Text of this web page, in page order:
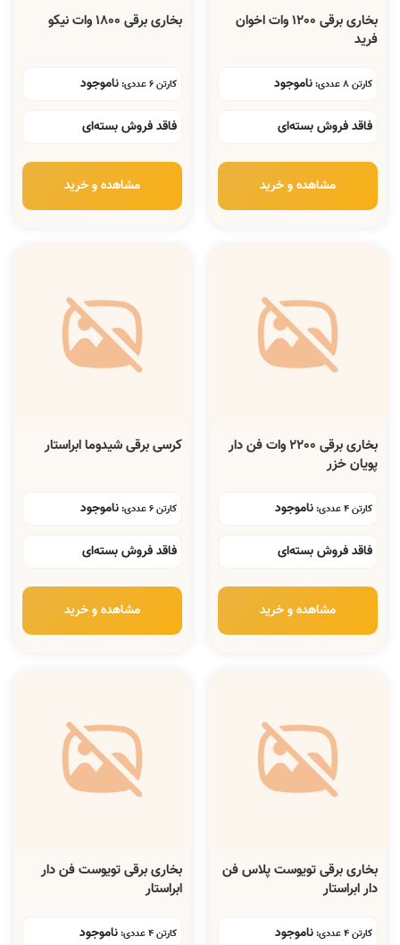
بخاری برقی 1200 وات اخوان
فرید
کارتن 8 عددی: ناموجود
فاقد فروش بسته‌ای
مشاهده و خرید
بخاری برقی 1800 وات نیکو
کارتن 6 عددی: ناموجود
فاقد فروش بسته‌ای
مشاهده و خرید
بخاری برقی 2200 وات فن دار
پویان خزر
کارتن 4 عددی: ناموجود
فاقد فروش بسته‌ای
مشاهده و خرید
کرسی برقی شیدوما ابراستار
کارتن 6 عددی: ناموجود
فاقد فروش بسته‌ای
مشاهده و خرید
بخاری برقی تویوست پلاس فن
دار ابراستار
کارتن 4 عددی: ناموجود
بخاری برقی تویوست فن دار
ابراستار
کارتن 4 عددی: ناموجود